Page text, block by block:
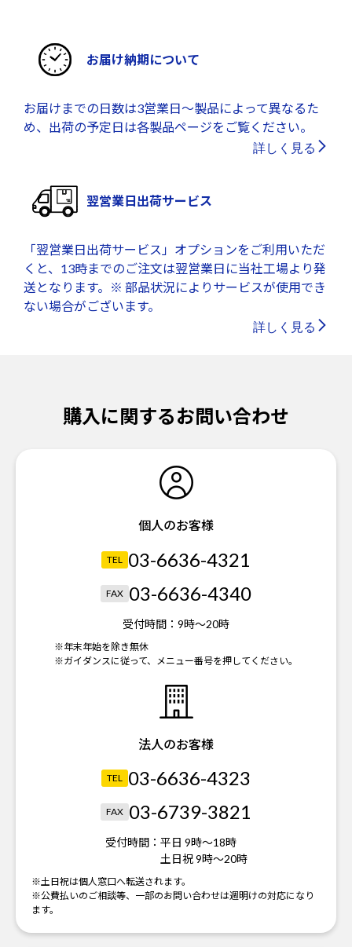
お届け納期について
お届けまでの日数は3営業日～製品によって異なるた
め、出荷の予定日は各製品ページをご覧ください。
詳しく見る
翌営業日出荷サービス
「翌営業日出荷サービス」オプションをご利用いただ
くと、13時までのご注文は翌営業日に当社工場より発
送となります。※ 部品状況によりサービスが使用でき
ない場合がございます。
詳しく見る
購入に関するお問い合わせ
個人のお客様
TEL 03-6636-4321
FAX 03-6636-4340
受付時間： 9時～20時
※年末年始を除き無休
※ガイダンスに従って、メニュー番号を押してください。
法人のお客様
TEL 03-6636-4323
FAX 03-6739-3821
受付時間： 平日 9時～18時
土日祝 9時～20時
※土日祝は個人窓口へ転送されます。
※公費払いのご相談等、一部のお問い合わせは週明けの対応になり
ます。